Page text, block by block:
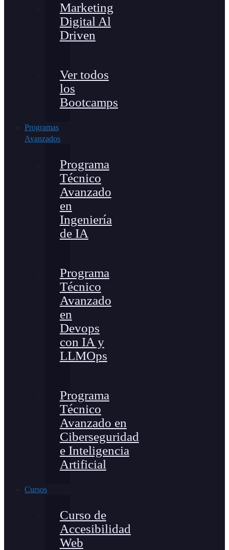
Marketing
Digital Al
Driven
Ver todos
los
Bootcamps
Programas
Avanzados
Programa
Técnico
Avanzado
en
Ingeniería
de IA
Programa
Técnico
Avanzado
en
Devops
con IA y
LLMOps
Programa
Técnico
Avanzado en
Ciberseguridad
e Inteligencia
Artificial
Cursos
Curso de
Accesibilidad
Web